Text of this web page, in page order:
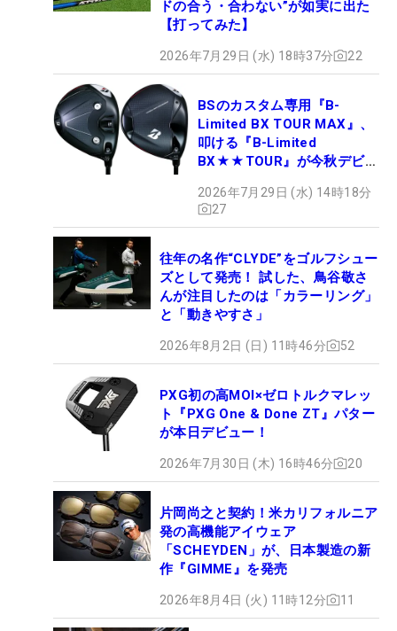
ドの合う・合わない”が如実に出た
【打ってみた】
2026年7月29日 (水) 18時37分 22
BSのカスタム専用『B-
Limited BX TOUR MAX』、
叩ける『B-Limited
BX★★TOUR』が今秋デビュ
2026年7月29日 (水) 14時18分
27
往年の名作“CLYDE”をゴルフシュー
ズとして発売！ 試した、鳥谷敬さ
んが注目したのは「カラーリング」
と「動きやすさ」
2026年8月2日 (日) 11時46分 52
PXG初の高MOI×ゼロトルクマレッ
ト『PXG One & Done ZT』パター
が本日デビュー！
2026年7月30日 (木) 16時46分 20
片岡尚之と契約！米カリフォルニア
発の高機能アイウェア
「SCHEYDEN」が、日本製造の新
作『GIMME』を発売
2026年8月4日 (火) 11時12分 11